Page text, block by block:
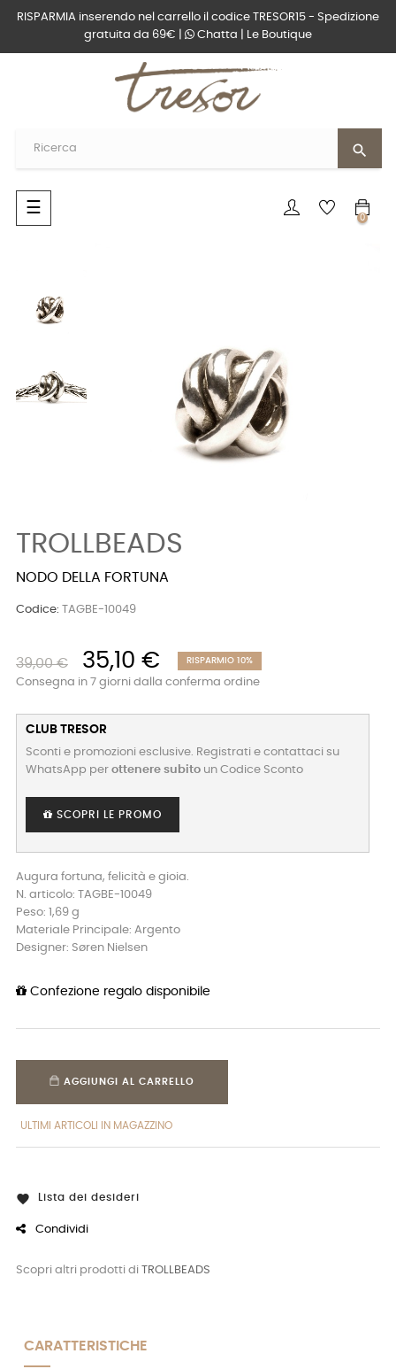
RISPARMIA inserendo nel carrello il codice TRESOR15 - Spedizione
gratuita da 69€ |
Chatta Le Boutique
search
navigazione
Toggle
☰
0
TROLLBEADS
NODO DELLA FORTUNA
Codice: TAGBE-10049
39,00 € 35,10 € RISPARMIO 10%
Consegna in 7 giorni dalla conferma ordine
CLUB TRESOR
Sconti e promozioni esclusive. Registrati e contattaci su
WhatsApp per ottenere subito un Codice Sconto
SCOPRI LE PROMO
Augura fortuna, felicità e gioia.
N. articolo: TAGBE-10049
Peso: 1,69 g
Materiale Principale: Argento
Designer: Søren Nielsen
Confezione regalo disponibile
AGGIUNGI AL CARRELLO
ULTIMI ARTICOLI IN MAGAZZINO
 Lista dei desideri
Condividi
Scopri altri prodotti di TROLLBEADS
CARATTERISTICHE